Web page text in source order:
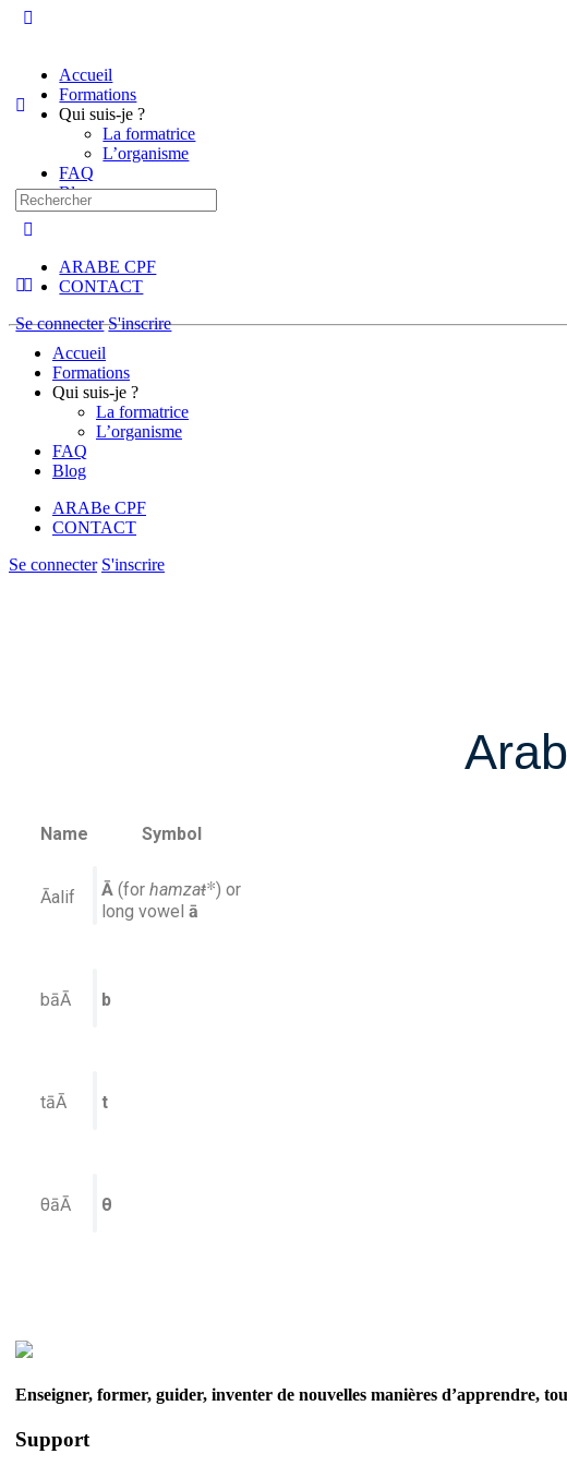
Accueil
Formations
Qui suis-je ?
La formatrice
L’organisme
FAQ
Blog
ARABE CPF
CONTACT
Se connecter S'inscrire
Accueil
Formations
Qui suis-je ?
La formatrice
L’organisme
FAQ
Blog
ARABe CPF
CONTACT
Se connecter S'inscrire
Name Symbol
Āalif Ā (forhamzaŧ*) or
long vowelā
bāĀ b
tāĀ t
θāĀ θ
Enseigner, former, guider, inventer de nouvelles manières d’apprendre,
Support